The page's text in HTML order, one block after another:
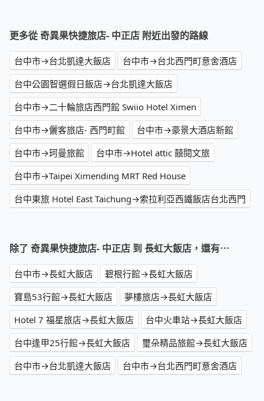
更多從 奇異果快捷旅店- 中正店 附近出發的路線
台中市→台北凱達大飯店
台中市→台北西門町意舍酒店
台中公園智選假日飯店→台北凱達大飯店
台中市→二十輪旅店西門館 Swiio Hotel Ximen
台中市→儷客旅店- 西門町館
台中市→豪景大酒店新館
台中市→珂曼旅館
台中市→Hotel attic 囍閱文旅
台中市→Taipei Ximending MRT Red House
台中東旅 Hotel East Taichung→索拉利亞西鐵飯店台北西門
除了 奇異果快捷旅店- 中正店 到 長虹大飯店，還有⋯
台中市→長虹大飯店
碧根行館→長虹大飯店
寶島53行館→長虹大飯店
夢樓旅店→長虹大飯店
Hotel 7 福星旅店→長虹大飯店
台中火車站→長虹大飯店
台中逢甲25行館→長虹大飯店
璽朵精品旅館→長虹大飯店
台中市→台北凱達大飯店
台中市→台北西門町意舍酒店